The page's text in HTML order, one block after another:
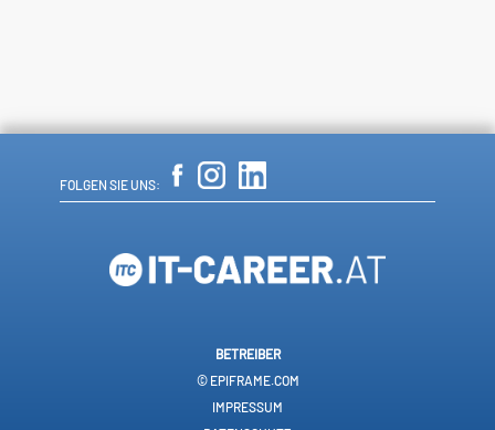
FOLGEN SIE UNS:
BETREIBER
© EPIFRAME.COM
IMPRESSUM